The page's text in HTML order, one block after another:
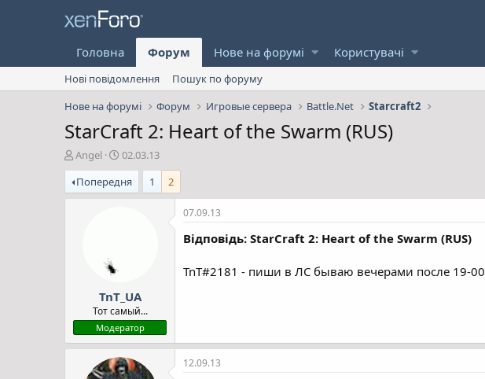
Головна Форум Нове на форумі Користувачі
Нові повідомлення
Пошук по форуму
Нове на форумі
Форум Игровые сервера Battle.Net Starcraft2
StarCraft 2: Heart of the Swarm (RUS)
А
в
т
о
Angel
Д
а
т
а
н
н
я
02.03.13
Попередня
1 2
TnT_UA
Тот самый...
Модератор
07.09.13
Відповідь: StarCraft 2: Heart of the Swarm (RUS)
TnT#2181 - пиши в ЛС бываю вечерами после 19-00
12.09.13